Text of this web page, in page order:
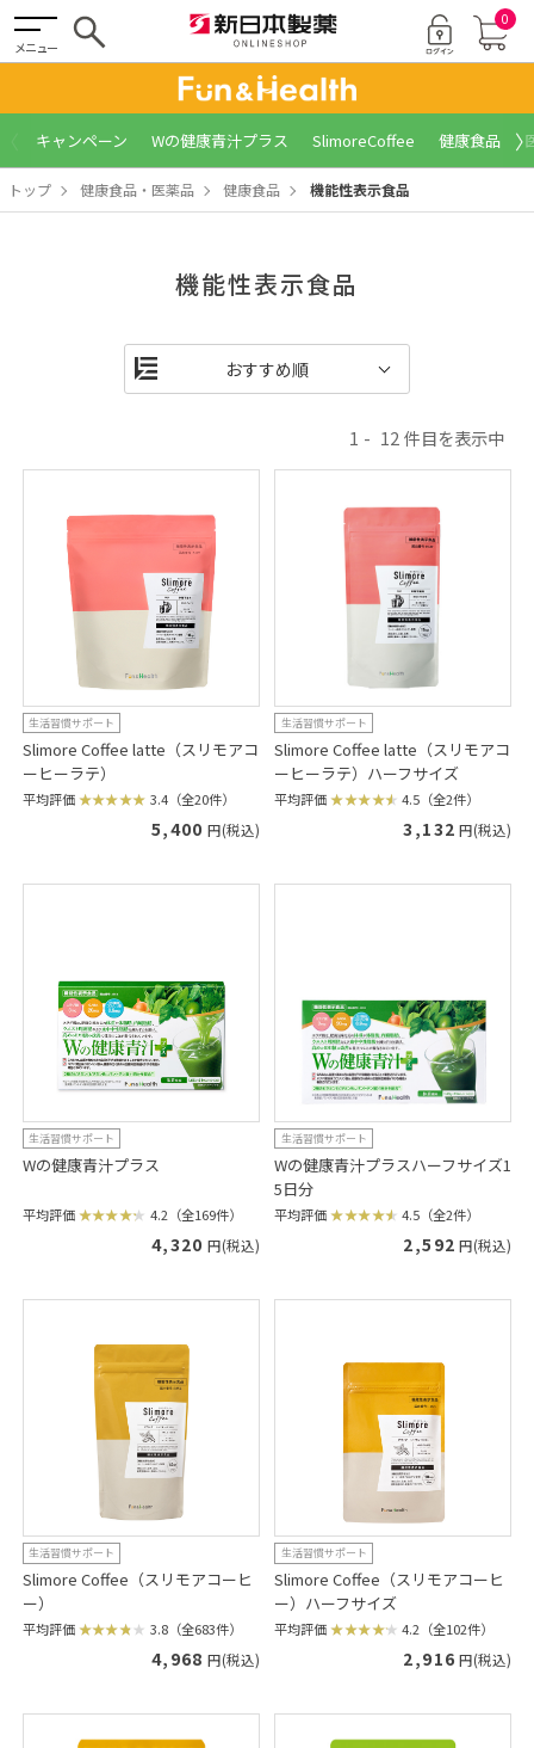
メニュー
0
キャンペーン Wの健康青汁プラス SlimoreCoffee 健康食品 〉
トップ 健康食品・医薬品 健康食品 機能性表示食品
機能性表示食品
1 12
生活習慣サポート
Slimore Coffee latte（スリモアコ
ーヒーラテ）
平均評価 3.4（全20件）
5,400 円(税込)
生活習慣サポート
Slimore Coffee latte（スリモアコ
ーヒーラテ）ハーフサイズ
平均評価 4.5（全2件）
3,132 円(税込)
生活習慣サポート
Wの健康青汁プラス
平均評価 4.2（全169件）
4,320 円(税込)
生活習慣サポート
Wの健康青汁プラスハーフサイズ1
5日分
平均評価 4.5（全2件）
2,592 円(税込)
生活習慣サポート
Slimore Coffee（スリモアコーヒ
ー）
平均評価 3.8（全683件）
4,968 円(税込)
生活習慣サポート
Slimore Coffee（スリモアコーヒ
ー）ハーフサイズ
平均評価 4.2（全102件）
2,916 円(税込)